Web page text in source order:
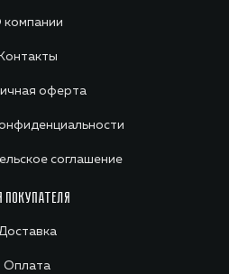
компании
Контакты
оферта
соглашение
ПОКУПАТЕЛЯ
Оплата